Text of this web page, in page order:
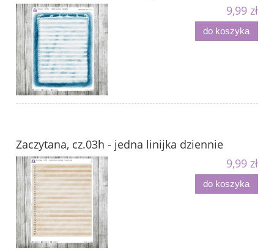
9,99 zł
do koszyka
Zaczytana, cz.03h - jedna linijka dziennie
9,99 zł
do koszyka